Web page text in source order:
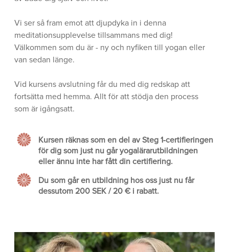
Vi ser så fram emot att djupdyka in i denna
meditationsupplevelse tillsammans med dig!
Välkommen som du är - ny och nyfiken till yogan eller
van sedan länge.
Vid kursens avslutning får du med dig redskap att
fortsätta med hemma. Allt för att stödja den process
som är igångsatt.
Kursen räknas som en del av Steg 1-certifieringen
för dig som just nu går yogalärarutbildningen
eller ännu inte har fått din certifiering.
Du som går en utbildning hos oss just nu får
dessutom 200 SEK / 20 € i rabatt.